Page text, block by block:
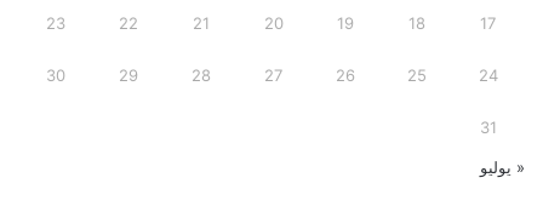
17
18
19
20
21
22
23
24
25
26
27
28
29
30
31
« يوليو